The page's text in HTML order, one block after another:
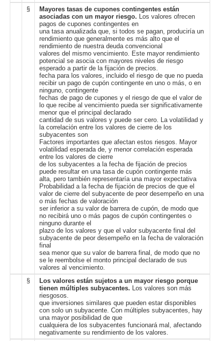
§
Mayores tasas de cupones contingentes están
asociadas con un mayor riesgo. Los valores ofrecen
pagos de cupones contingentes en
una tasa anualizada que, si todos se pagan, produciría un
rendimiento que generalmente es más alto que el
rendimiento de nuestra deuda convencional
valores del mismo vencimiento. Este mayor rendimiento
potencial se asocia con mayores niveles de riesgo
esperado a partir de la fijación de precios.
fecha para los valores, incluido el riesgo de que no pueda
recibir un pago de cupón contingente en uno o más, o en
ninguno, contingente
fechas de pago de cupones y el riesgo de que el valor de
lo que recibe al vencimiento pueda ser significativamente
menor que el principal declarado
cantidad de sus valores y puede ser cero. La volatilidad y
la correlación entre los valores de cierre de los
subyacentes son
Factores importantes que afectan estos riesgos. Mayor
volatilidad esperada de, y menor correlación esperada
entre los valores de cierre
de los subyacentes a la fecha de fijación de precios
puede resultar en una tasa de cupón contingente más
alta, pero también representaría una mayor expectativa
Probabilidad a la fecha de fijación de precios de que el
valor de cierre del subyacente de peor desempeño en una
o más fechas de valoración
ser inferior a su valor de barrera de cupón, de modo que
no recibirá uno o más pagos de cupón contingentes o
ninguno durante el
plazo de los valores y que el valor subyacente final del
subyacente de peor desempeño en la fecha de valoración
final
sea ​​menor que su valor de barrera final, de modo que no
se le reembolse el monto principal declarado de sus
valores al vencimiento.
§
Los valores están sujetos a un mayor riesgo porque
tienen múltiples subyacentes. Los valores son más
riesgosos.
que inversiones similares que pueden estar disponibles
con solo un subyacente. Con múltiples subyacentes, hay
una mayor posibilidad de que
cualquiera de los subyacentes funcionará mal, afectando
negativamente su rendimiento de los valores.